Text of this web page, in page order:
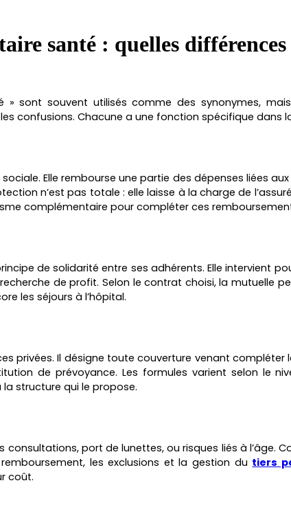
santé : quelles différences
sont souvent utilisés comme des synonymes,
confusions. Chacune a une fonction spécifique dans
Elle rembourse une partie des dépenses liées aux
n’est pas totale : elle laisse à la charge de
complémentaire pour compléter ces
de solidarité entre ses adhérents. Elle intervient
de profit. Selon le contrat choisi, la mutuelle
les séjours à l’hôpital.
privées. Il désigne toute couverture venant
de prévoyance. Les formules varient selon le
structure qui le propose.
port de lunettes, ou risques liés à l’âge.
les exclusions et la gestion du tiers
coût.